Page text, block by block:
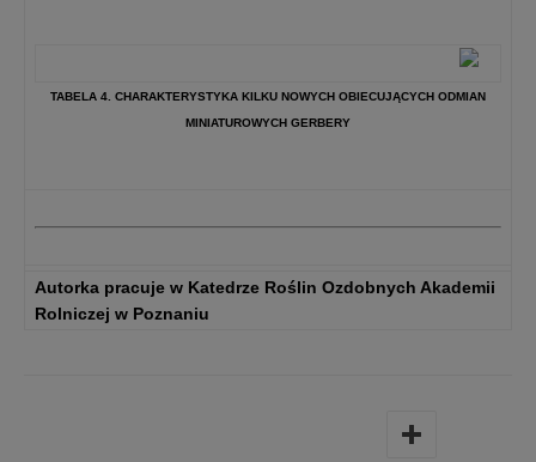
TABELA 4. CHARAKTERYSTYKA KILKU NOWYCH OBIECUJĄCYCH ODMIAN
MINIATUROWYCH GERBERY
Autorka pracuje w Katedrze Roślin Ozdobnych Akademii
Rolniczej w Poznaniu